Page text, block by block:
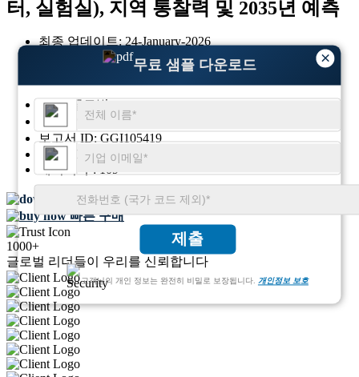
터, 실험실), 지역 통찰력 및 2035년 예측
최종 업데이트:24-January-2026
2025
2021 - 2024
지역:
글로벌
형식:
PDF
보고서 ID:GGI105419
SKU ID:22379026
페이지 수: 109
무료 샘플 다운로드
빠른 구매
1000+
글로벌 리더들이 우리를 신뢰합니다
×
무료 샘플 다운로드
제출
고객님의 개인 정보는 완전히 비밀로 보장됩니다. 개인정보 보호